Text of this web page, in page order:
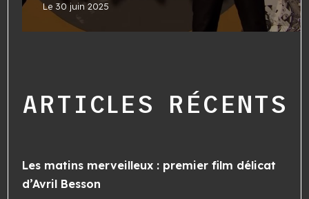
Le30 juin 2025
ARTICLES RÉCENTS
Les matins merveilleux : premier film délicat
d’Avril Besson